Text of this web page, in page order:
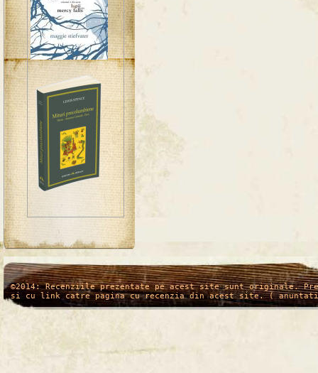
/* */
©2014: Recenziile prezentate pe acest site sunt originale.
si cu link catre pagina cu recenzia din acest site. (